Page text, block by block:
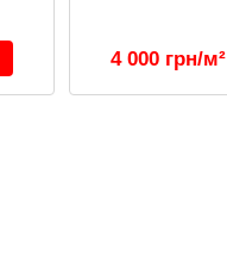
4 000 грн/м²